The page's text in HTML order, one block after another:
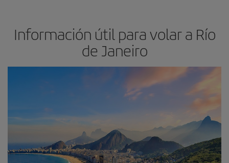
Información útil para volar a Río
de Janeiro